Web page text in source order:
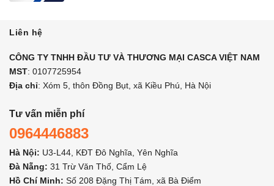
Liên hệ
CÔNG TY TNHH ĐẦU TƯ VÀ THƯƠNG MẠI CASCA VIỆT NAM
MST: 0107725954
Địa chỉ: Xóm 5, thôn Đồng Bụt, xã Kiều Phú, Hà Nội
Tư vấn miễn phí
0964446883
Hà Nội: U3-L44, KĐT Đô Nghĩa, Yên Nghĩa
Đà Nẵng: 31 Trừ Văn Thố, Cẩm Lệ
Hồ Chí Minh: Số 208 Đặng Thị Tám, xã Bà Điểm